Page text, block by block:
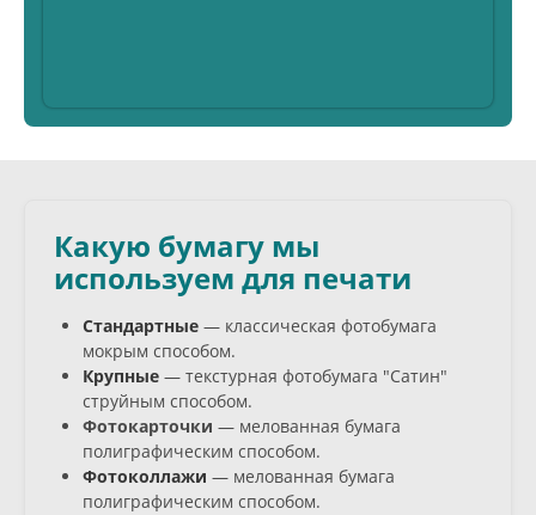
Какую бумагу мы
используем для печати
Стандартные — классическая фотобумага
мокрым способом.
Крупные — текстурная фотобумага "Сатин"
струйным способом.
Фотокарточки — мелованная бумага
полиграфическим способом.
Фотоколлажи — мелованная бумага
полиграфическим способом.